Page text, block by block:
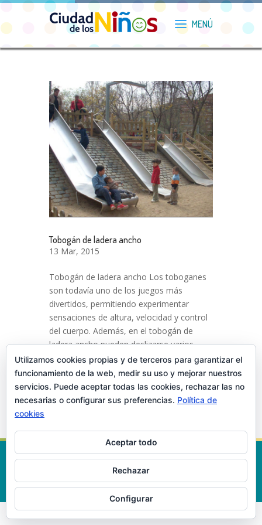
Tobogán de ladera ancho
13 Mar, 2015
Tobogán de ladera ancho Los toboganes
son todavía uno de los juegos más
divertidos, permitiendo experimentar
sensaciones de altura, velocidad y control
del cuerpo. Además, en el tobogán de
ladera ancho pueden deslizarse varios
niños a la vez. Ver mapa del...
©2026Ciudad de los Niños-Aviso
Legal
AyuntamientodeCabra
Utilizamos cookies propias y de terceros para garantizar el
funcionamiento de la web, medir su uso y mejorar nuestros
servicios. Puede aceptar todas las cookies, rechazar las no
necesarias o configurar sus preferencias. Política de
cookies
Aceptar todo
Rechazar
Configurar